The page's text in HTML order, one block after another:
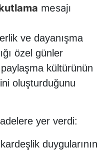
mesajı
ve dayanışma
özel günler
kültürünün
oluşturduğunu
yer verdi:
duygularının